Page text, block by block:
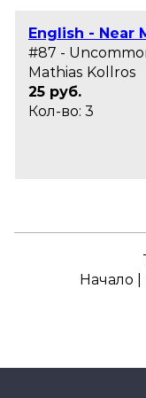
English - Near
#87 -
Mathias Kollros
25 руб.
Кол-во: 3
Начало |